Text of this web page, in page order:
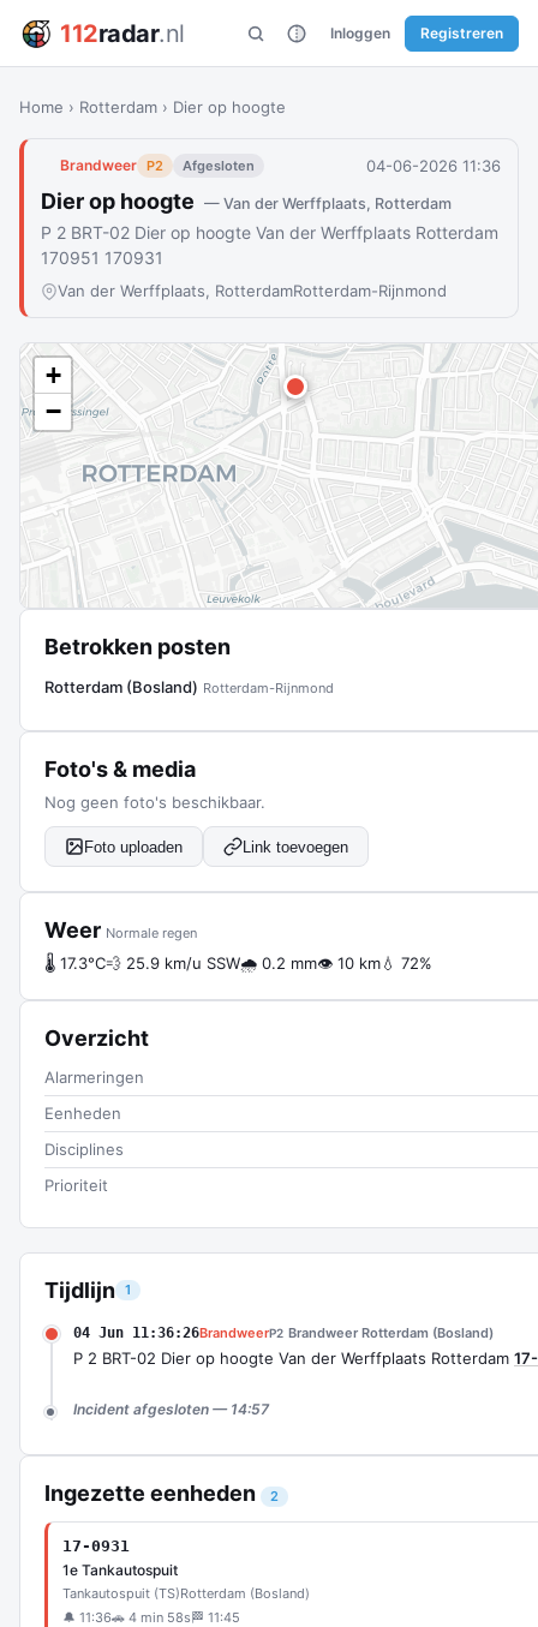
112radar.nl Inloggen Registreren
Home › Rotterdam › Dier op hoogte
Brandweer P2 Afgesloten 04-06-2026 11:36
Dier op hoogte — Van der Werffplaats, Rotterdam
P 2 BRT-02 Dier op hoogte Van der Werffplaats Rotterdam
170951 170931
Van der Werffplaats, RotterdamRotterdam-Rijnmond
Tijdlijn 1
04 Jun 11:36:26BrandweerP2 Brandweer Rotterdam (Bosland)
P 2 BRT-02 Dier op hoogte Van der Werffplaats Rotterdam
Incident afgesloten — 14:57
Ingezette eenheden 2
17-0931
1e Tankautospuit
Tankautospuit (TS)Rotterdam (Bosland)
🔔 11:36🚗 4 min 58s 🏁 11:45
+
−
Betrokken posten
Rotterdam (Bosland) Rotterdam-Rijnmond
Foto's & media
Nog geen foto's beschikbaar.
Foto uploaden Link toevoegen
Weer Normale regen
🌡 17.3°C💨 25.9 km/u SSW🌧 0.2 mm👁 10 km💧 72%
Overzicht
Alarmeringen
Eenheden
Disciplines
Prioriteit